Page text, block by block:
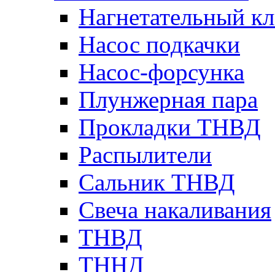
Нагнетательный
Насос подкачки
Насос-форсунка
Плунжерная пара
Прокладки ТНВД
Распылители
Сальник ТНВД
Свеча накаливания
ТНВД
ТННД